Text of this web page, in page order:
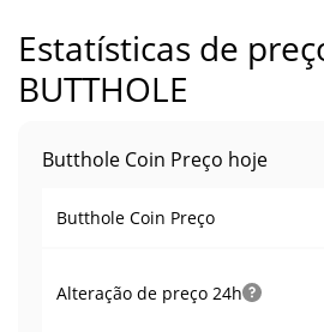
Estatísticas de
BUTTHOLE
Butthole Coin Preço hoje
Butthole Coin Preço
Alteração de preço 24h